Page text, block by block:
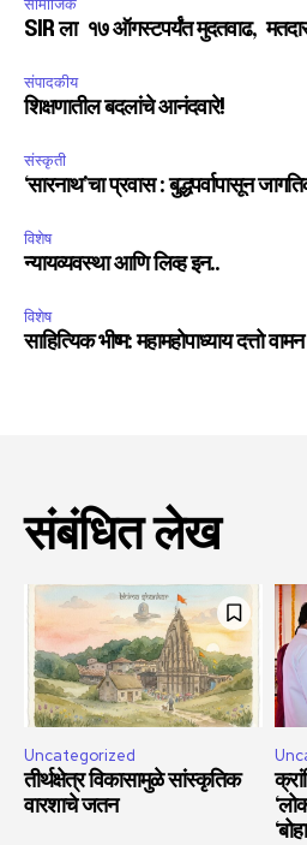
SIR ला १७ ऑगस्टपर्यंत मुदतवाढ, मतदार
संपादकीय
शिक्षणातील बदलांचे आनंदवारे!
संस्कृती
‘सारनाथ’चा प्रवास : बुद्धपर्वापासून
विशेष
न्यायव्यवस्था आणि लिव्ह इन..
विशेष
साहित्यिक भीष्म: महामहोपाध्याय दत्तो
संबंधित लेख
Uncategorized
तीर्थक्षेत्र विकासामुळे सांस्कृतिक
वारशाचे जतन